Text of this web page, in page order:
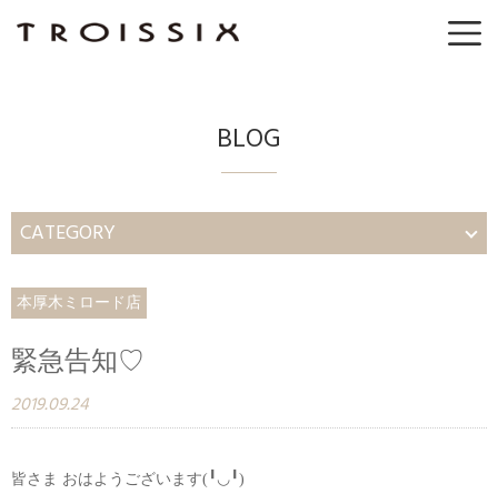
BLOG
CATEGORY
本厚木ミロード店
緊急告知♡
2019.09.24
皆さま おはようございます(╹◡╹)